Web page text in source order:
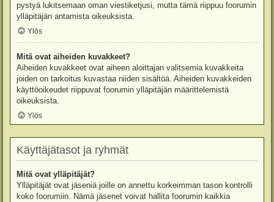
pystyä lukitsemaan oman viestiketjusi, mutta tämä riippuu foorumin
ylläpitäjän antamista oikeuksista.
Ylös
Mitä ovat aiheiden kuvakkeet?
Aiheiden kuvakkeet ovat aiheen aloittajan valitsemia kuvakkeita
joiden on tarkoitus kuvastaa niiden sisältöä. Aiheiden kuvakkeiden
käyttöoikeudet riippuvat foorumin ylläpitäjän määrittelemistä
oikeuksista.
Ylös
Käyttäjätasot ja ryhmät
Mitä ovat ylläpitäjät?
Ylläpitäjät ovat jäseniä joille on annettu korkeimman tason kontrolli
koko foorumiin. Nämä jäsenet voivat hallita foorumin kaikkia